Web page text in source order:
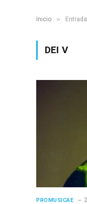
Inicio »
DEI V
PROMUSICAE